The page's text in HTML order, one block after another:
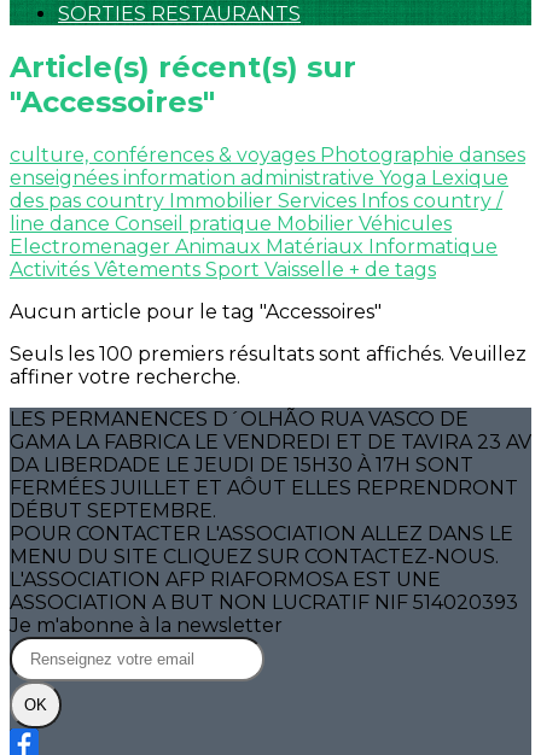
SORTIES RESTAURANTS
Article(s) récent(s) sur
"Accessoires"
culture, conférences & voyages Photographie danses
enseignées information administrative Yoga Lexique
des pas country Immobilier Services Infos country /
line dance Conseil pratique Mobilier Véhicules
Electromenager Animaux Matériaux Informatique
Activités Vêtements Sport Vaisselle + de tags
Aucun article pour le tag "Accessoires"
Seuls les 100 premiers résultats sont affichés. Veuillez
affiner votre recherche.
LES PERMANENCES D´OLHÃO RUA VASCO DE
GAMA LA FABRICA LE VENDREDI ET DE TAVIRA 23 AV
DA LIBERDADE LE JEUDI DE 15H30 À 17H SONT
FERMÉES JUILLET ET AÔUT ELLES REPRENDRONT
DÉBUT SEPTEMBRE.
POUR CONTACTER L'ASSOCIATION ALLEZ DANS LE
MENU DU SITE CLIQUEZ SUR CONTACTEZ-NOUS.
L'ASSOCIATION AFP RIAFORMOSA EST UNE
ASSOCIATION A BUT NON LUCRATIF NIF 514020393
Je m'abonne à la newsletter
OK